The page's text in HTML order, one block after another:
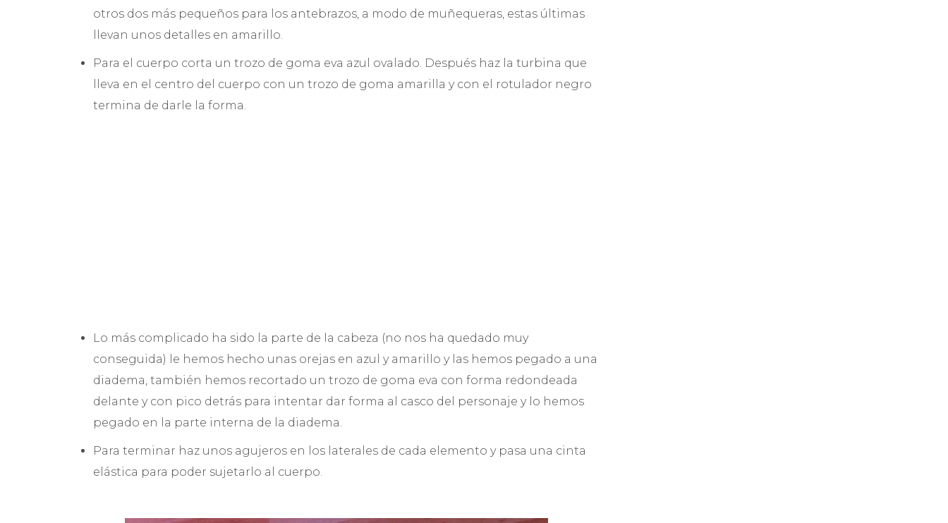
otros dos más pequeños para los antebrazos, a modo de muñequeras, estas últimas
llevan unos detalles en amarillo.
Para el cuerpo corta un trozo de goma eva azul ovalado. Después haz la turbina que
lleva en el centro del cuerpo con un trozo de goma amarilla y con el rotulador negro
termina de darle la forma.
Lo más complicado ha sido la parte de la cabeza (no nos ha quedado muy
conseguida) le hemos hecho unas orejas en azul y amarillo y las hemos pegado a una
diadema, también hemos recortado un trozo de goma eva con forma redondeada
delante y con pico detrás para intentar dar forma al casco del personaje y lo hemos
pegado en la parte interna de la diadema.
Para terminar haz unos agujeros en los laterales de cada elemento y pasa una cinta
elástica para poder sujetarlo al cuerpo.